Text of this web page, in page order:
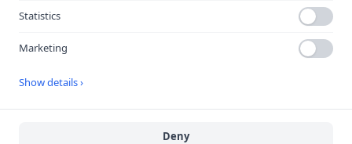
Statistics
Marketing
Show details ›
Deny